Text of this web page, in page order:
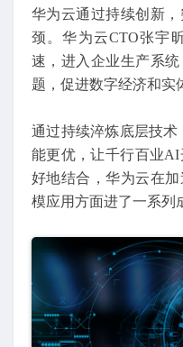
华为云通过持续创新
颈。华为云CTO张宇
速，进入企业生产系
题，促进数字经济和实
通过持续淬炼底层技术
能更优，让千行百业
好地结合，华为云在
模应用方面进了一系列